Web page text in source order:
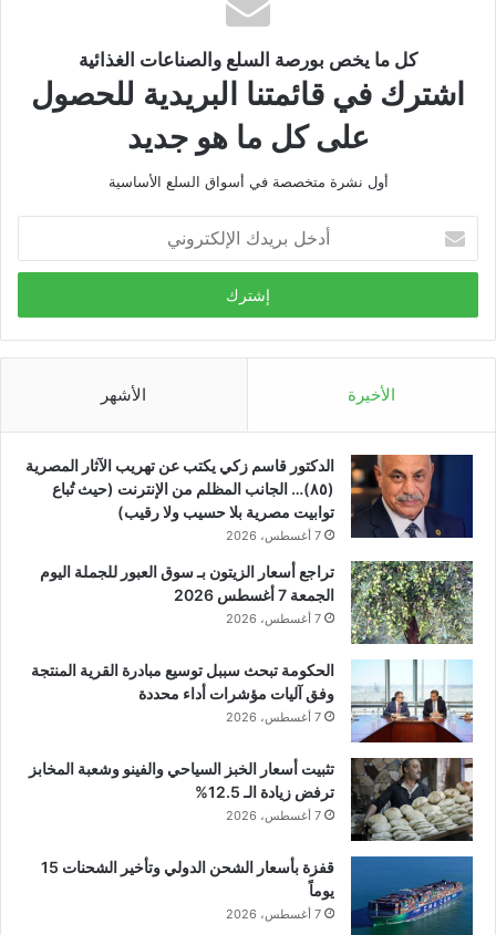
كل ما يخص بورصة السلع والصناعات الغذائية
اشترك في قائمتنا البريدية للحصول
على كل ما هو جديد
أول نشرة متخصصة في أسواق السلع الأساسية
بريدك
الإلكتروني
الأخيرة الأشهر
الدكتور قاسم زكي يكتب عن تهريب الآثار المصرية
(٨٥)… الجانب المظلم من الإنترنت (حيث تُباع
توابيت مصرية بلا حسيب ولا رقيب)
7 أغسطس، 2026
تراجع أسعار الزيتون بـ سوق العبور للجملة اليوم
الجمعة 7 أغسطس 2026
7 أغسطس، 2026
الحكومة تبحث سببل توسيع مبادرة القرية المنتجة
وفق آليات مؤشرات أداء محددة
7 أغسطس، 2026
تثبيت أسعار الخبز السياحي والفينو وشعبة المخابز
ترفض زيادة الـ 12.5%
7 أغسطس، 2026
قفزة بأسعار الشحن الدولي وتأخير الشحنات 15
يوماً
7 أغسطس، 2026